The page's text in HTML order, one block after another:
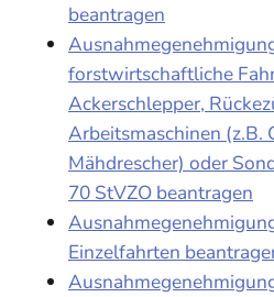
beantragen
forstwirtschaftliche
Ackerschlepper,
Arbeitsmaschinen (z.B.
Mähdrescher) oder
70 StVZO beantragen
Einzelfahrten